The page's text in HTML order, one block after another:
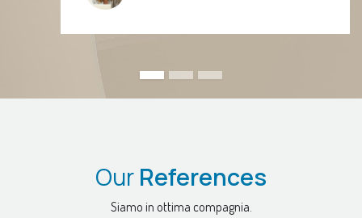
Our References
Siamo in ottima compagnia.